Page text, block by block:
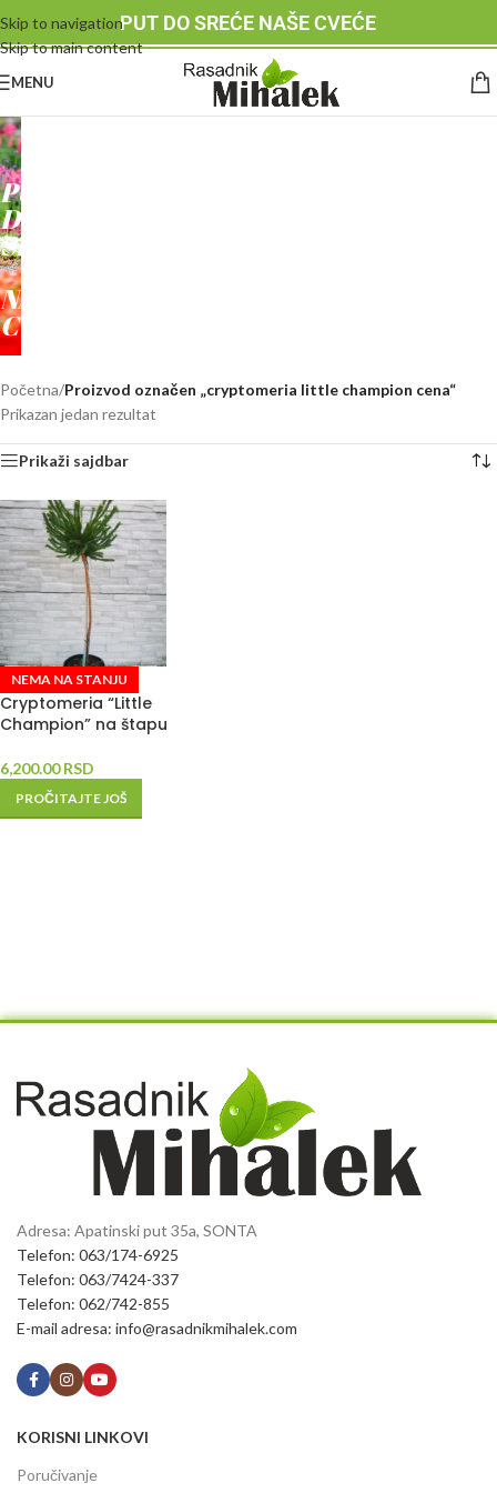
Skip to navigation
Skip to main content
PUT DO SREĆE NAŠE CVEĆE
MENU
RASADNIK
MIHALEK
PUT
DO
SREĆE
-
NAŠE
CVEĆE
Početna/Proizvod označen „cryptomeria little champion cena“
Prikazan jedan rezultat
Prikaži sajdbar
NEMA NA STANJU
Cryptomeria “Little
Champion” na štapu
6,200.00RSD
PROČITAJTE JOŠ
Adresa: Apatinski put 35a, SONTA
Telefon: 063/174-6925
Telefon: 063/7424-337
Telefon: 062/742-855
E-mail adresa: info@rasadnikmihalek.com
KORISNI LINKOVI
Poručivanje